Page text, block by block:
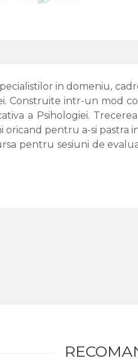
in domeniu,
Construite intr-un mod
a Psihologiei.
pentru a-si pastra
pentru sesiuni de